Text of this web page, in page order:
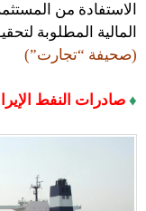
الاستفادة من
المالية المطلوبة
(صحيفة “تجارت”)
♦ صادرات النفط